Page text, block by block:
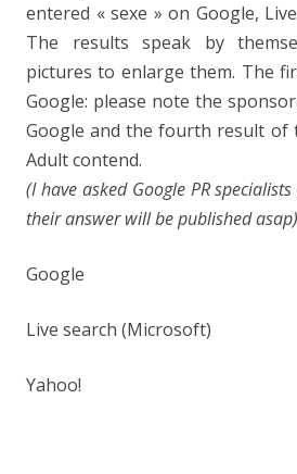
entered « sexe » on Google,
The results speak by
pictures to enlarge them. The
Google: please note the
Google and the fourth result of
Adult contend.
(I have asked Google PR
their answer will be published
Google
Live search (Microsoft)
Yahoo!